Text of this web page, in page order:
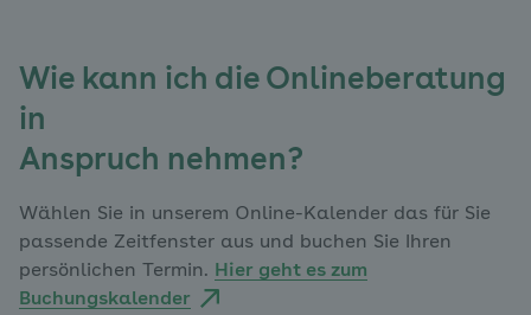
Wie kann ich die Onlineberatung
in
Anspruch nehmen?
Wählen Sie in unserem Online-Kalender das für Sie
passende Zeitfenster aus und buchen Sie Ihren
persönlichen Termin. Hier geht es zum
Buchungskalender